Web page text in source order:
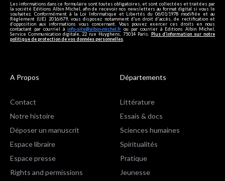
Les informations dans ce formulaire sont toutes obligatoires, et sont collectées et traitées par
la société Editions Albin Michel, afin de recevoir nos newsletters au format digital si vous le
souhaitez. Conformément à la Loi Informatique et Libertés du 06/01/1978 modifiée et au
Règlement (UE) 2016/679, vous disposez notamment d'un droit d'accès, de rectification et
d’opposition aux informations vous concernant. Vous pouvez exercer ces droits en nous
contactant par courriel à info-site@albin-michel.fr ou par courrier à Editions Albin Michel,
Service Communication digitale, 22 rue Huyghens, 75014 Paris. Plus d’information sur notre
politique de protection de vos données personnelles
A Propos
Contact
Notre histoire
Déposer un manuscrit
Espace libraire
Espace presse
Rights and permissions
Départements
Littérature
Essais & docs
Sciences humaines
Spiritualités
Pratique
Jeunesse